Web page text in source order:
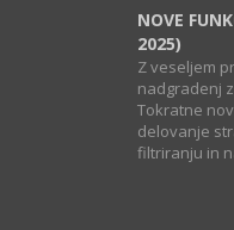
NOVE
2025)
Z veseljem
nadgradenj
Tokratne
delovanje
filtriranju in